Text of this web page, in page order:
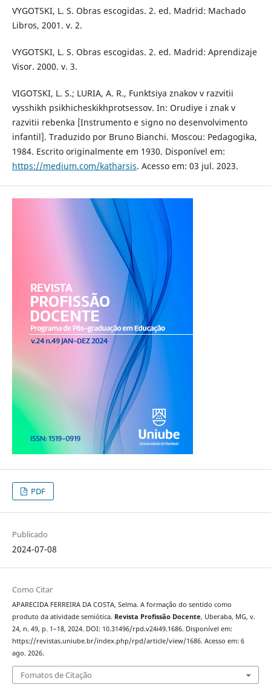
VYGOTSKI, L. S. Obras escogidas. 2. ed. Madrid: Machado
Libros, 2001. v. 2.
VYGOTSKI, L. S. Obras escogidas. 2. ed. Madrid: Aprendizaje
Visor. 2000. v. 3.
VIGOTSKI, L. S.; LURIA, A. R., Funktsiya znakov v razvitii
vysshikh psikhicheskikhprotsessov. In: Orudiye i znak v
razvitii rebenka [Instrumento e signo no desenvolvimento
infantil]. Traduzido por Bruno Bianchi. Moscou: Pedagogika,
1984. Escrito originalmente em 1930. Disponível em:
https://medium.com/katharsis. Acesso em: 03 jul. 2023.
PDF
Publicado
2024-07-08
Como Citar
APARECIDA FERREIRA DA COSTA, Selma. A formação do sentido como
produto da atividade semiótica. Revista Profissão Docente, Uberaba, MG, v.
24, n. 49, p. 1–18, 2024. DOI: 10.31496/rpd.v24i49.1686. Disponível em:
https://revistas.uniube.br/index.php/rpd/article/view/1686. Acesso em: 6
ago. 2026.
Fomatos de Citação